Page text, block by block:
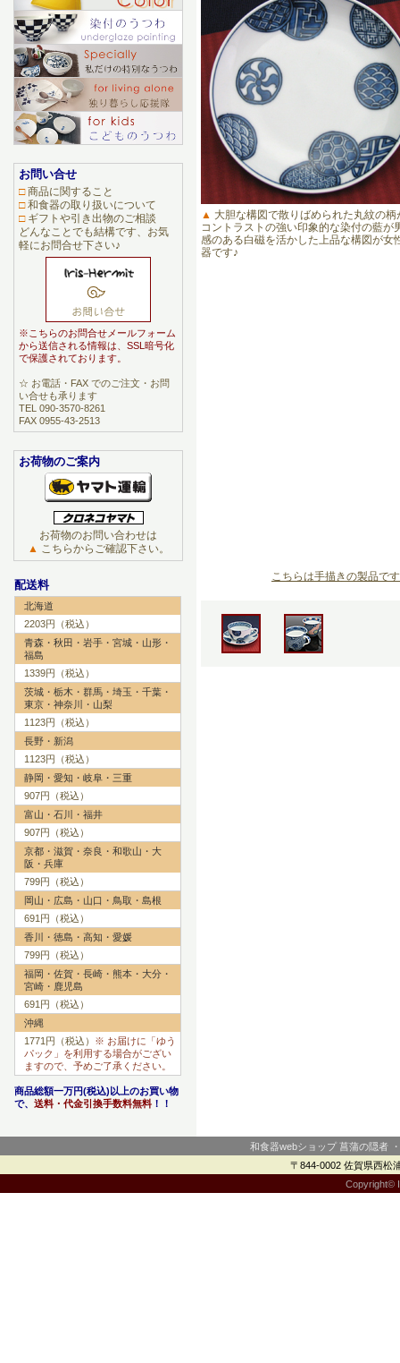
▲ 大胆な構図で散りばめられた丸紋の
コントラストの強い印象的な染付の藍が
感のある白磁を活かした上品な構図が女
器です♪
こちらは手描きの製品で
お問い合せ
□商品に関すること
□和食器の取り扱いについて
□ギフトや引き出物のご相談
どんなことでも結構です、お気
軽にお問合せ下さい♪
※こちらのお問合せメールフォーム
から送信される情報は、SSL暗号化
で保護されております。
☆ お電話・FAX でのご注文・お問
い合せも承ります
TEL 090-3570-8261
FAX 0955-43-2513
お荷物のご案内
お荷物のお問い合わせは
▲ こちらからご確認下さい。
配送料
北海道
2203円（税込）
青森・秋田・岩手・宮城・山形・
福島
1339円（税込）
茨城・栃木・群馬・埼玉・千葉・
東京・神奈川・山梨
1123円（税込）
長野・新潟
1123円（税込）
静岡・愛知・岐阜・三重
907円（税込）
富山・石川・福井
907円（税込）
京都・滋賀・奈良・和歌山・大
阪・兵庫
799円（税込）
岡山・広島・山口・鳥取・島根
691円（税込）
香川・徳島・高知・愛媛
799円（税込）
福岡・佐賀・長崎・熊本・大分・
宮崎・鹿児島
691円（税込）
沖縄
1771円（税込） ※ お届けに「ゆう
パック」を利用する場合がござい
ますので、予めご了承ください。
商品総額一万円(税込)以上のお買い物
で、 送料・代金引換手数料無料 ！！
和食器webショップ 菖蒲の隠者
〒844-0002 佐賀県西松
Copyright©